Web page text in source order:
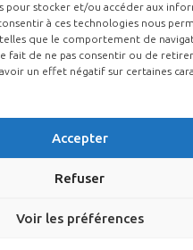
pour stocker et/ou accéder aux
à ces technologies nous
que le comportement de
fait de ne pas consentir ou de
un effet négatif sur certaines
Accepter
Refuser
Voir les préférences
Estimation Gratuite